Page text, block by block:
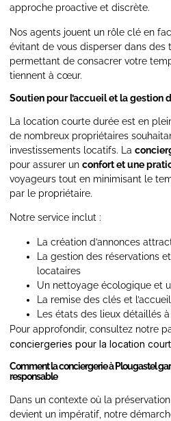
approche proactive et discrète.
Nos agents jouent un rôle clé en
évitant de vous disperser dans des
permettant de consacrer votre
tiennent à cœur.
Soutien pour l’accueil et la gestion
La location courte durée est en
de nombreux propriétaires
investissements locatifs. La
pour assurer un confort et une
voyageurs tout en minimisant le
par le propriétaire.
Notre service inclut :
La création d’annonces
La gestion des réservations
locataires
Un nettoyage écologique et
La remise des clés et
Les états des lieux détaillés
Pour approfondir, consultez notre
conciergeries pour la location
Comment la conciergerie à Plougastel
responsable
Dans un contexte où la
devient un impératif, notre